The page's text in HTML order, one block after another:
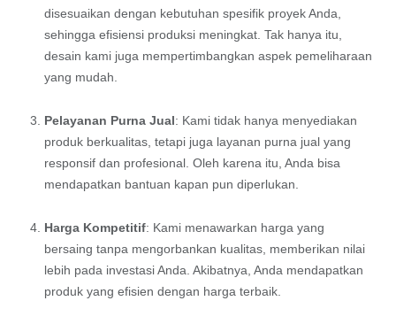
disesuaikan dengan kebutuhan spesifik proyek Anda,
sehingga efisiensi produksi meningkat. Tak hanya itu,
desain kami juga mempertimbangkan aspek pemeliharaan
yang mudah.
Pelayanan Purna Jual: Kami tidak hanya menyediakan
produk berkualitas, tetapi juga layanan purna jual yang
responsif dan profesional. Oleh karena itu, Anda bisa
mendapatkan bantuan kapan pun diperlukan.
Harga Kompetitif: Kami menawarkan harga yang
bersaing tanpa mengorbankan kualitas, memberikan nilai
lebih pada investasi Anda. Akibatnya, Anda mendapatkan
produk yang efisien dengan harga terbaik.